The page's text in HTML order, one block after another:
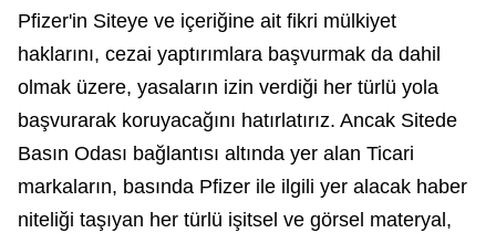
Pfizer'in Siteye ve içeriğine ait fikri mülkiyet
haklarını, cezai yaptırımlara başvurmak da dahil
olmak üzere, yasaların izin verdiği her türlü yola
başvurarak koruyacağını hatırlatırız. Ancak Sitede
Basın Odası bağlantısı altında yer alan Ticari
markaların, basında Pfizer ile ilgili yer alacak haber
niteliği taşıyan her türlü işitsel ve görsel materyal,